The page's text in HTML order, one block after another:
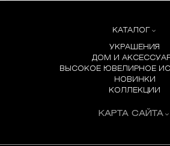
КАТАЛОГ
УКРАШЕНИЯ
ДОМ И
ВЫСОКОЕ ЮВЕЛИРНОЕ
НОВИНКИ
КОЛЛЕКЦИИ
КАРТА САЙТА